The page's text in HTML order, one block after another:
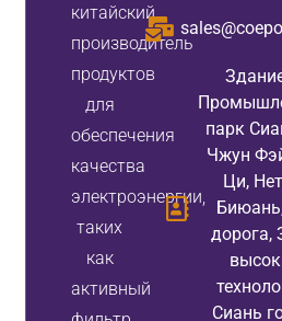
китайский
производитель
продуктов
для
обеспечения
качества
электроэнергии,
таких
как
активный
парк
Чжун
Ци,
дорога,
Сиань